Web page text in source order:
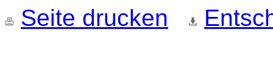
Seite drucken